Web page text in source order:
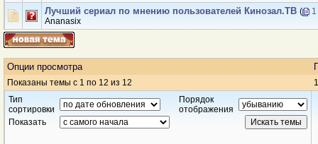
Лучший сериал по мнению пользователей Кинозал.ТВ (
1
Ananasix
Опции просмотра
Показаны темы с 1 по 12 из 12
Тип
сортировки
Порядок
отображения
Показать